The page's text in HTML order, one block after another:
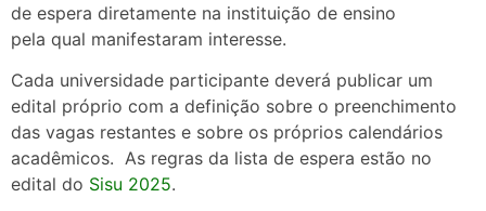
de espera diretamente na instituição de ensino
pela qual manifestaram interesse.
Cada universidade participante deverá publicar um
edital próprio com a definição sobre o preenchimento
das vagas restantes e sobre os próprios calendários
acadêmicos. As regras da lista de espera estão no
edital do Sisu 2025.